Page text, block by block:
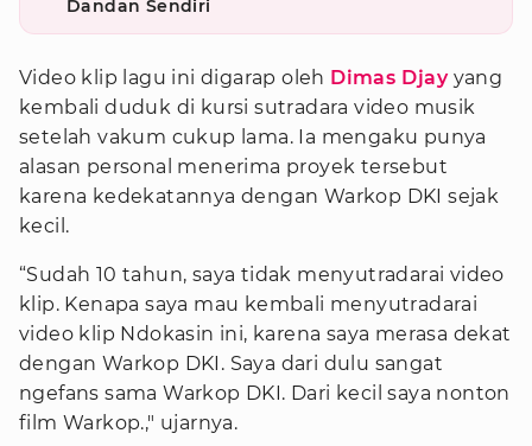
Dandan Sendiri
Video klip lagu ini digarap oleh Dimas Djayyang
kembali duduk di kursi sutradara video musik
setelah vakum cukup lama. Ia mengaku punya
alasan personal menerima proyek tersebut
karena kedekatannya dengan Warkop DKI sejak
kecil.
“Sudah 10 tahun, saya tidak menyutradarai video
klip. Kenapa saya mau kembali menyutradarai
video klip Ndokasin ini, karena saya merasa dekat
dengan Warkop DKI. Saya dari dulu sangat
ngefans sama Warkop DKI. Dari kecil saya nonton
film Warkop.," ujarnya.